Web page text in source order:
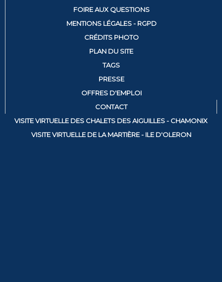
FOIRE AUX QUESTIONS
MENTIONS LÉGALES - RGPD
CRÉDITS PHOTO
PLAN DU SITE
TAGS
PRESSE
OFFRES D'EMPLOI
CONTACT
VISITE VIRTUELLE DES CHALETS DES AIGUILLES - CHAMONIX
VISITE VIRTUELLE DE LA MARTIÈRE - ILE D'OLERON